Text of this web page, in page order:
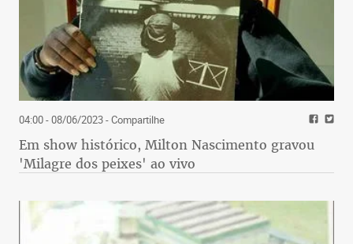
04:00 - 08/06/2023- Compartilhe
Em show histórico, Milton Nascimento gravou
'Milagre dos peixes' ao vivo